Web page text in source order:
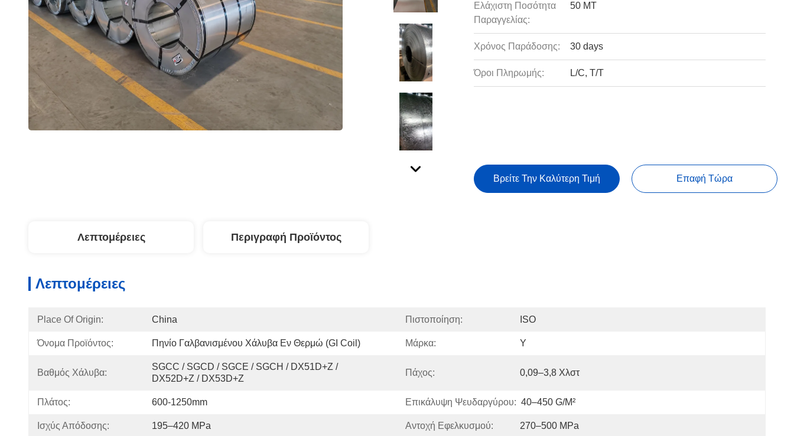
Ελάχιστη Ποσότητα
Παραγγελίας:
50 MT
Χρόνος Παράδοσης: 30 days
Όροι Πληρωμής: L/C, T/T
Βρείτε Την Καλύτερη Τιμή Επαφή Τώρα
Λεπτομέρειες Περιγραφή Προϊόντος
Λεπτομέρειες
Place Of Origin: China Πιστοποίηση: ISO
Όνομα Προϊόντος: Πηνίο Γαλβανισμένου Χάλυβα Εν Θερμώ (GI Coil) Μάρκα: Y
Βαθμός Χάλυβα:
SGCC / SGCD / SGCE / SGCH / DX51D+Z /
DX52D+Z / DX53D+Z
Πάχος: 0,09–3,8 Χλστ
Πλάτος: 600-1250mm Επικάλυψη Ψευδαργύρου: 40–450 G/m²
Ισχύς Απόδοσης: 195–420 MPa Αντοχή Εφελκυσμού: 270–500 MPa